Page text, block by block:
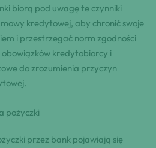
biorą pod uwagę te czynniki
kredytowej, aby chronić swoje
i przestrzegać norm zgodności
kredytobiorcy i
do zrozumienia przyczyn
pożyczki
przez bank pojawiają się